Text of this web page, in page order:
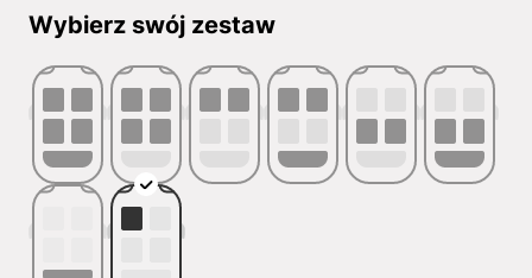
Wybierz swój zestaw